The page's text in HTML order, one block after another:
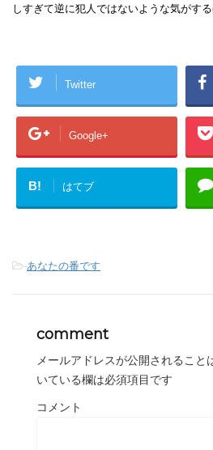
しすぎて逆に犯人ではないような気がす
Twitter
Google+
B! はてブ
-あなたの番です
comment
メールアドレスが公開されること
いている欄は必須項目です
コメント